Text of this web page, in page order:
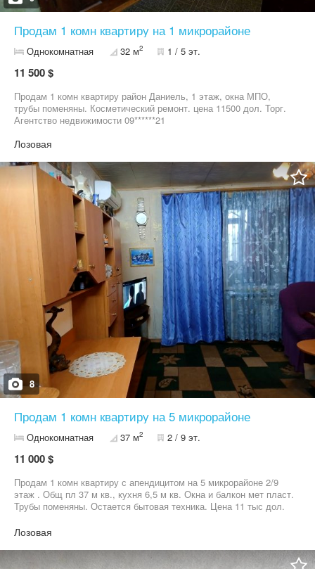
Продам 1 комн квартиру на 1 микрорайоне
Однокомнатная 32 м2 1 / 5 эт.
11 500 $
Продам 1 комн квартиру район Даниель, 1 этаж, окна МПО,
трубы поменяны. Косметический ремонт. цена 11500 дол. Торг.
Агентство недвижимости 09******21
Лозовая
8
Продам 1 комн квартиру на 5 микрорайоне
Однокомнатная 37 м2 2 / 9 эт.
11 000 $
Продам 1 комн квартиру с апендицитом на 5 микрорайоне 2/9
этаж . Общ пл 37 м кв., кухня 6,5 м кв. Окна и балкон мет пласт.
Трубы поменяны. Остается бытовая техника. Цена 11 тыс дол.
Лозовая